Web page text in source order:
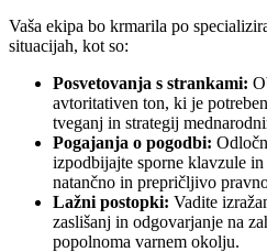
Vaša ekipa bo krmarila po
situacijah, kot so:
Posvetovanja s strankami:
avtoritativen ton, ki je
tveganj in strategij
Pogajanja o pogodbi:
izpodbijajte sporne klavzule
natančno in prepričljivo
Lažni postopki: Vadite
zaslišanj in odgovarjanje na
popolnoma varnem okolju.